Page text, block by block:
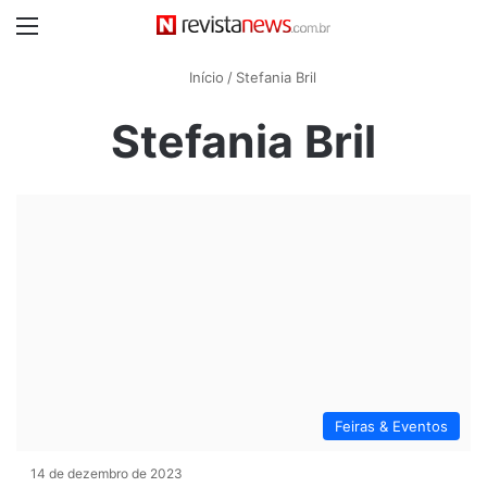
Início / Stefania Bril
Stefania Bril
Feiras & Eventos
14 de dezembro de 2023